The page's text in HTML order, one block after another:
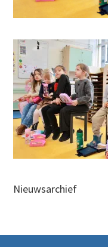
Nieuwsarchief